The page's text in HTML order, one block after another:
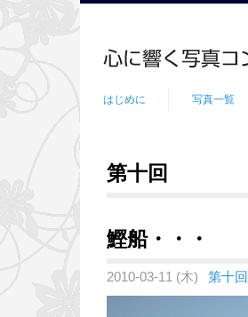
はじめに 写真一覧
第十回
鰹船・・・
2010-03-11 (木) 第十回